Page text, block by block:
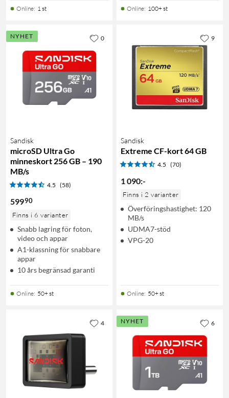
Online: 1 st Online: 100+ st
NYHET
Sandisk
microSD Ultra Go
minneskort 256 GB – 190
MB/s
4.5 (58)
59990
Finns i 6 varianter
Snabb lagring för foton,
video och appar
A1-klassning för snabbare
appar
10 års begränsad garanti
Online: 50+ st
0
Sandisk
Extreme CF-kort 64 GB
4.5 (70)
1 090:-
Finns i 2 varianter
Överföringshastighet: 120
MB/s
UDMA7-stöd
VPG-20
Online: 50+ st
9
4 NYHET 6